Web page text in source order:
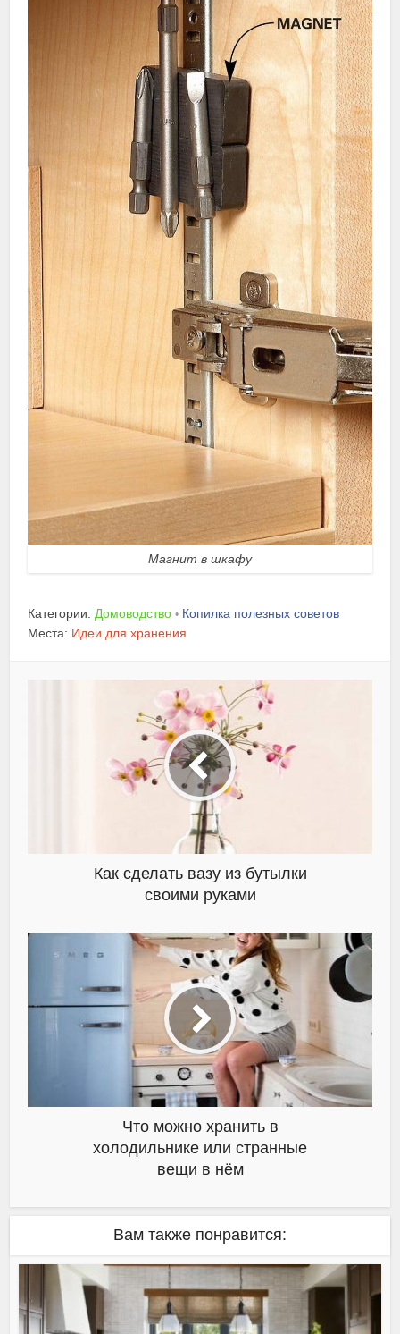
Магнит в шкафу
Категории: Домоводство • Копилка полезных советов
Места: Идеи для хранения
Как сделать вазу из бутылки
своими руками
Что можно хранить в
холодильнике или странные
вещи в нём
Вам также понравится: